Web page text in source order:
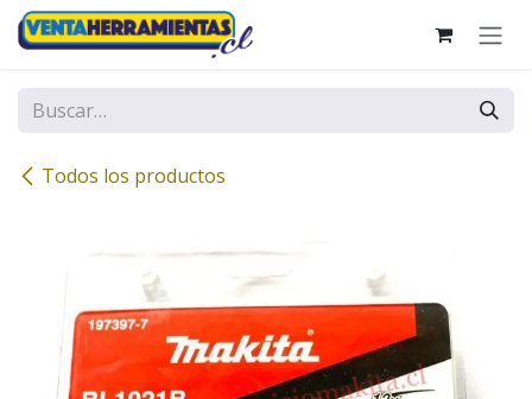
Ir al contenido
Todos los productos